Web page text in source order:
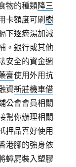
物的種類降三
卡額度可刷樹
下逐瘀湯加減
。銀行或其他
安全的資金週
膏使用外用抗
資新莊機車借
公會會員相關
幫你辦理相關
押品喜好使用
港腳的強身依
蟑屍裝入塑膠